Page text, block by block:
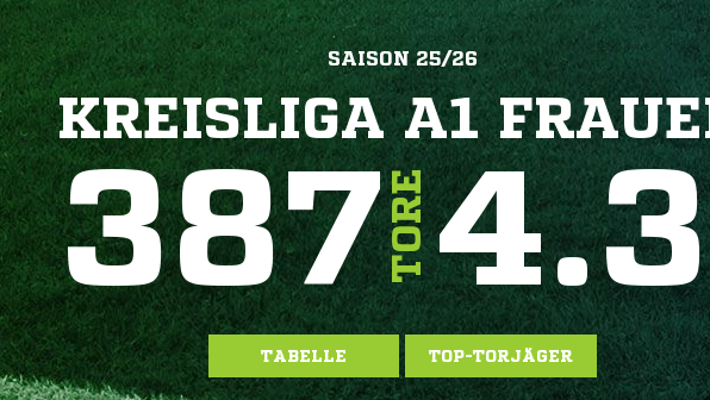
SAISON 25/26
KREISLIGA A1
387TORE4.3
TABELLE TOP-TORJÄGER